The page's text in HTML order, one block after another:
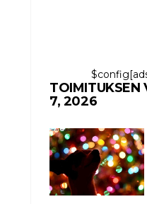
TOIMITUKSEN
7, 2026